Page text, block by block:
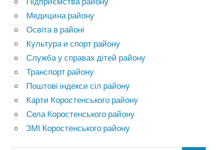
Медицина району
Освіта в районі
Культура и спорт району
Служба у справах дітей району
Транспорт району
Поштові індекси сіл району
Карти Коростенського району
Села Коростенського району
ЗМІ Коростенського району